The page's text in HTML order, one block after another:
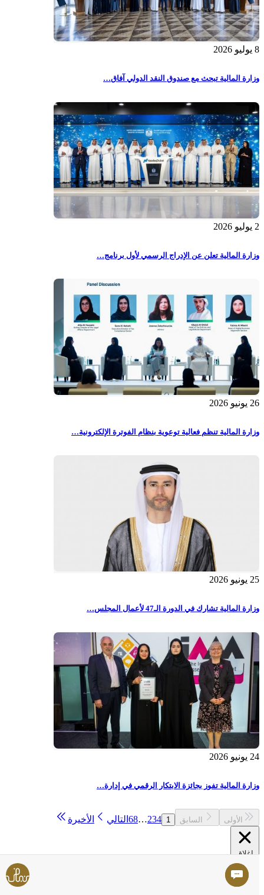
8 يوليو 2026
وزارة المالية تبحث مع صندوق النقد الدولي آفاق…
2 يوليو 2026
وزارة المالية تعلن عن الإدراج الرسمي لأول برنامج…
26 يونيو 2026
وزارة المالية تنظم فعالية توعوية بنظام الفوترة الإلكترونية…
25 يونيو 2026
وزارة المالية تشارك في الدورة الـ47 لأعمال المجلس…
24 يونيو 2026
وزارة المالية تفوز بجائزة الابتكار الرقمي في إدارة…
الأولى السابق 1
234
…
68 التالي الأخيرة
إغلاق
أعطنا تقييمك